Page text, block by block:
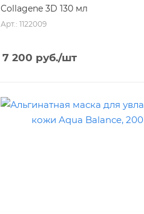
Collagene 3D 130 мл
Арт.: 1122009
7 200 руб./шт